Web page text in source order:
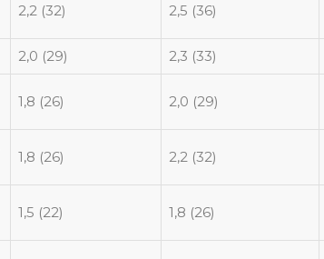
2,2 (32) 2,5 (36)
2,0 (29) 2,3 (33)
1,8 (26) 2,0 (29)
1,8 (26) 2,2 (32)
1,5 (22) 1,8 (26)